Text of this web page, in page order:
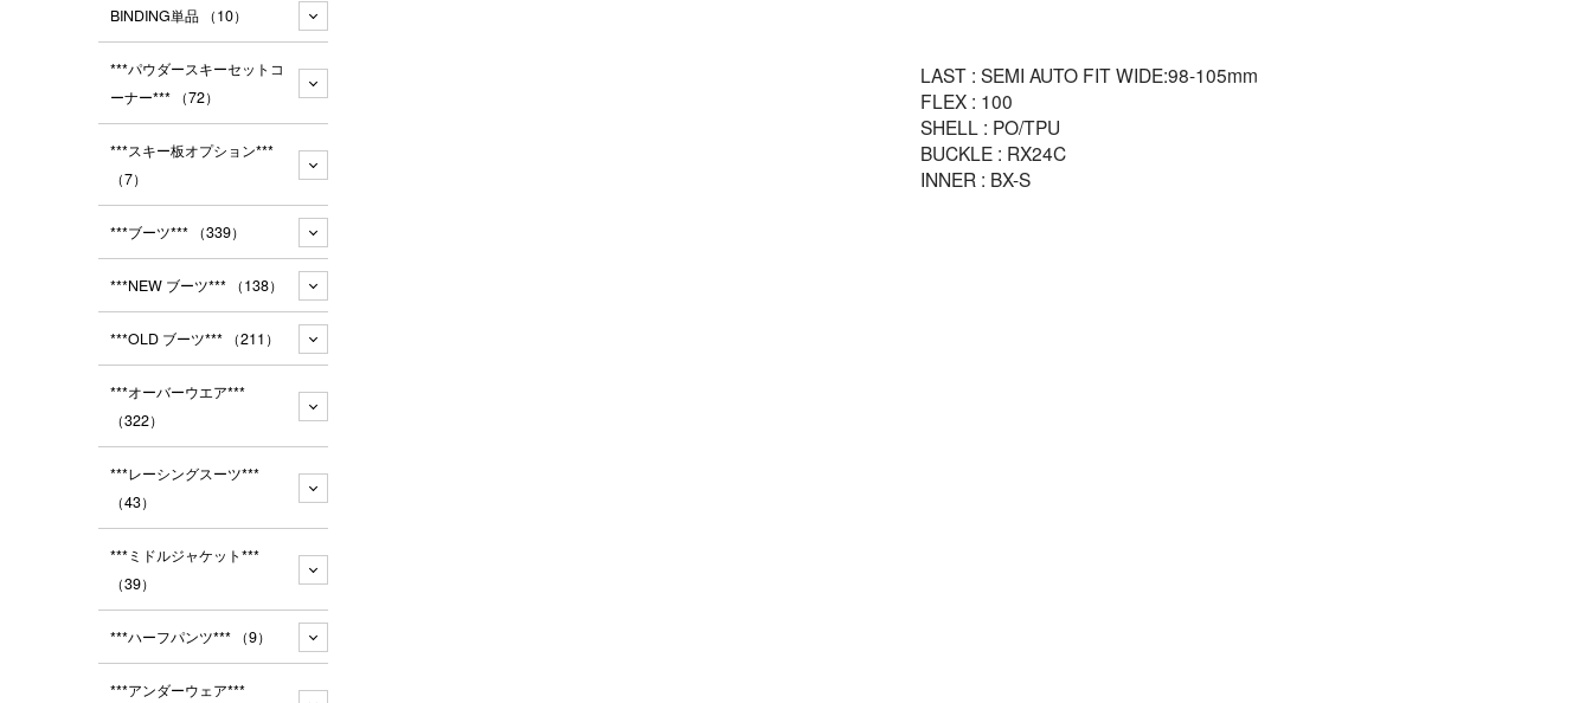
LAST : SEMI AUTO FIT WIDE:98-105mm
FLEX : 100
SHELL : PO/TPU
BUCKLE : RX24C
INNER : BX-S
BINDING単品 （10）
***パウダースキーセットコ
ーナー*** （72）
***スキー板オプション***
（7）
***ブーツ*** （339）
***NEW ブーツ*** （138）
***OLD ブーツ*** （211）
***オーバーウエア***
（322）
***レーシングスーツ***
（43）
***ミドルジャケット***
（39）
***ハーフパンツ*** （9）
***アンダーウェア***